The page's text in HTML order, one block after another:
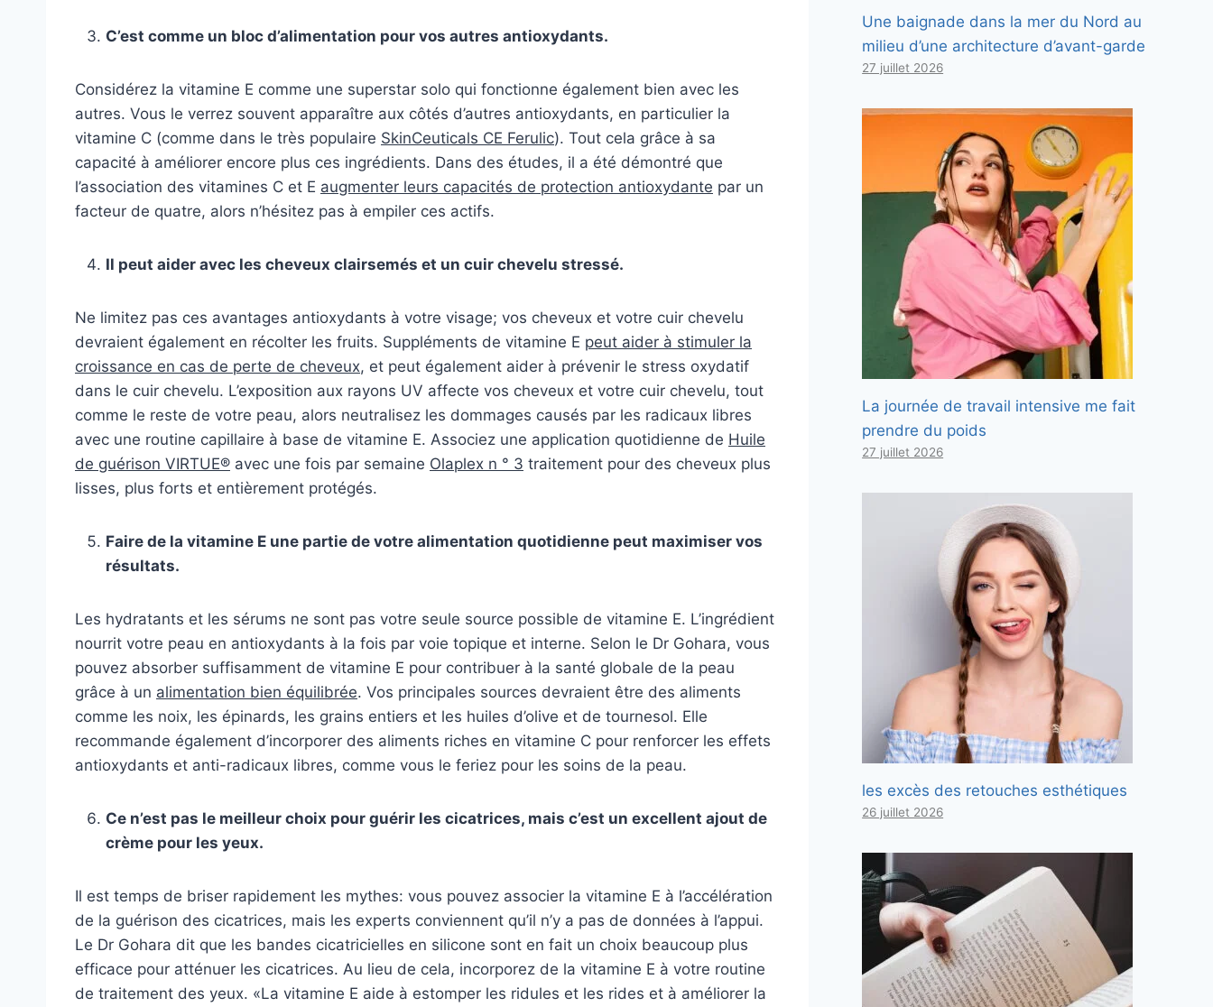
C’est comme un bloc d’alimentation pour vos autres antioxydants.
Considérez la vitamine E comme une superstar solo qui fonctionne également bien avec les
autres. Vous le verrez souvent apparaître aux côtés d’autres antioxydants, en particulier la
vitamine C (comme dans le très populaire SkinCeuticals CE Ferulic). Tout cela grâce à sa
capacité à améliorer encore plus ces ingrédients. Dans des études, il a été démontré que
l’association des vitamines C et E augmenter leurs capacités de protection antioxydante par un
facteur de quatre, alors n’hésitez pas à empiler ces actifs.
Il peut aider avec les cheveux clairsemés et un cuir chevelu stressé.
Ne limitez pas ces avantages antioxydants à votre visage; vos cheveux et votre cuir chevelu
devraient également en récolter les fruits. Suppléments de vitamine E peut aider à stimuler la
croissance en cas de perte de cheveux, et peut également aider à prévenir le stress oxydatif
dans le cuir chevelu. L’exposition aux rayons UV affecte vos cheveux et votre cuir chevelu, tout
comme le reste de votre peau, alors neutralisez les dommages causés par les radicaux libres
avec une routine capillaire à base de vitamine E. Associez une application quotidienne de Huile
de guérison VIRTUE® avec une fois par semaine Olaplex n ° 3 traitement pour des cheveux plus
lisses, plus forts et entièrement protégés.
Faire de la vitamine E une partie de votre alimentation quotidienne peut maximiser vos
résultats.
Les hydratants et les sérums ne sont pas votre seule source possible de vitamine E. L’ingrédient
nourrit votre peau en antioxydants à la fois par voie topique et interne. Selon le Dr Gohara, vous
pouvez absorber suffisamment de vitamine E pour contribuer à la santé globale de la peau
grâce à un alimentation bien équilibrée. Vos principales sources devraient être des aliments
comme les noix, les épinards, les grains entiers et les huiles d’olive et de tournesol. Elle
recommande également d’incorporer des aliments riches en vitamine C pour renforcer les effets
antioxydants et anti-radicaux libres, comme vous le feriez pour les soins de la peau.
Ce n’est pas le meilleur choix pour guérir les cicatrices, mais c’est un excellent ajout de
crème pour les yeux.
Il est temps de briser rapidement les mythes: vous pouvez associer la vitamine E à l’accélération
de la guérison des cicatrices, mais les experts conviennent qu’il n’y a pas de données à l’appui.
Le Dr Gohara dit que les bandes cicatricielles en silicone sont en fait un choix beaucoup plus
efficace pour atténuer les cicatrices. Au lieu de cela, incorporez de la vitamine E à votre routine
de traitement des yeux. «La vitamine E aide à estomper les ridules et les rides et à améliorer la
Une baignade dans la mer du Nord au
milieu d’une architecture d’avant-garde
27 juillet 2026
La journée de travail intensive me fait
prendre du poids
27 juillet 2026
les excès des retouches esthétiques
26 juillet 2026